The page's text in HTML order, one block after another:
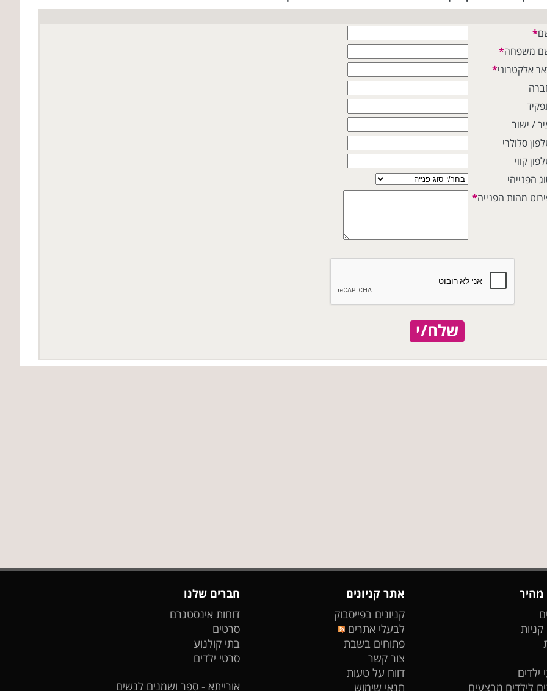
*
משפחה*
אלקטרוני*
/ ישוב
סלולרי
קווי
הפנייהי
מהות הפנייה*
שלח/י
מהיר
קניות
ילדים
לילדים מבצעים
אתר קניונים
קניונים בפייסבוק
לבעלי אתרים
פתוחים בשבת
צור קשר
דווח על טעות
תנאי שימוש
חברים שלנו
דוחות אינסטגרם
סרטים
בתי קולנוע
סרטי ילדים
אורייתא - ספר ושמנים לנשים